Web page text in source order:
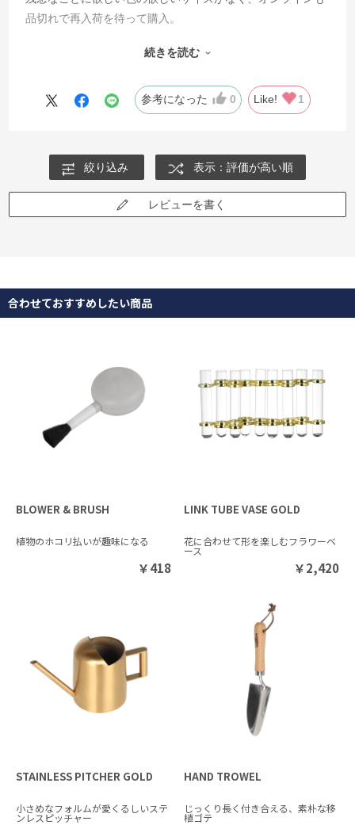
品切れで再入荷を待って購入。
届いて早速、多肉植物を植えました。
なにこれー可愛い！他に何色があった？
買ってよかったです！
一緒に入っていたポストカードもお気に入り。
続きを読む
参考になった 0 Like! 1
絞り込み 表示：評価が高い順
レビューを書く
合わせておすすめしたい商品
BLOWER & BRUSH
植物のホコリ払いが趣味になる
￥418
LINK TUBE VASE GOLD
花に合わせて形を楽しむフラワーベ
ース
￥2,420
STAINLESS PITCHER GOLD
小さめなフォルムが愛くるしいステ
ンレスピッチャー
HAND TROWEL
じっくり長く付き合える、素朴な移
植ゴテ